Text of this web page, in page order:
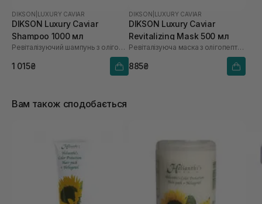
DIKSON LUXURY CAVIAR
DIKSON Luxury Caviar
Shampoo 1000 мл
Ревіталізуючий шампунь з олігопептидами
1 015₴
DIKSON LUXURY CAVIAR
DIKSON Luxury Caviar
Revitalizing Mask 500 мл
Ревіталізуюча маска з олігопептидами
885₴
Вам також сподобається